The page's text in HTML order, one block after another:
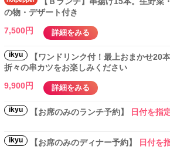
の物・デザート付き
7,500円
詳細をみる
ikyu
【ワンドリンク付！最上おまかせ20
折々の串カツをお楽しみください
9,900円
詳細をみる
ikyu 【お席のみのランチ予約】 日付を指
ikyu 【お席のみのディナー予約】 日付を